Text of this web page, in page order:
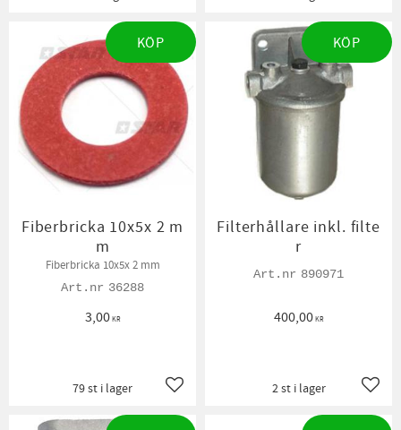
Fiberbricka 10x5x 2 m
m
Fiberbricka 10x5x 2 mm
36288
3,00KR
Lägg till i favoriter
79 st i lager
KÖP
Filterhållare inkl. filte
r
890971
400,00KR
2 st i lager
KÖP